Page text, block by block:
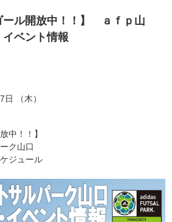
ール開放中！！】 ａｆｐ山
ベント情報
（木）
中！！】
ク山口
ジュール